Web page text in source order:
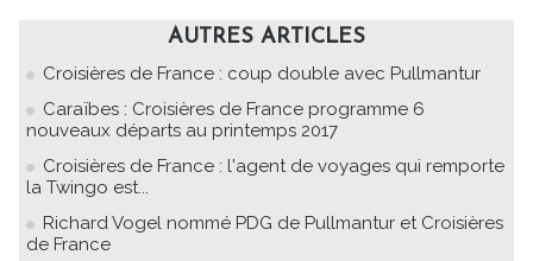
AUTRES ARTICLES
Croisières de France : coup double avec Pullmantur
Caraïbes : Croisières de France programme 6
nouveaux départs au printemps 2017
Croisières de France : l'agent de voyages qui remporte
la Twingo est...
Richard Vogel nommé PDG de Pullmantur et Croisières
de France